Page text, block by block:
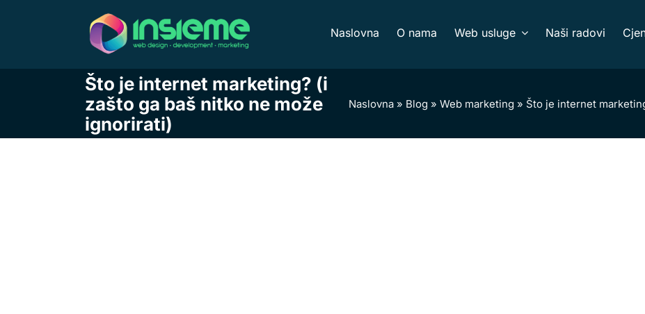
Naslovna O nama Web usluge Naši radovi
Što je internet marketing? (i
zašto ga baš nitko ne može
ignorirati)
Naslovna » Blog » Web marketing » Što je internet